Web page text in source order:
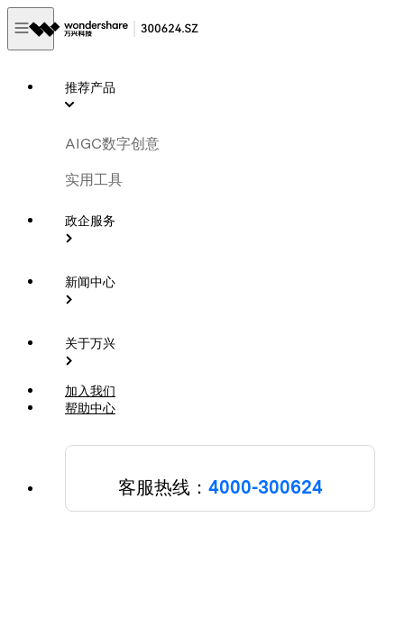
推荐产品
AIGC数字创意
实用工具
政企服务
新闻中心
关于万兴
加入我们
帮助中心
客服热线： 4000-300624